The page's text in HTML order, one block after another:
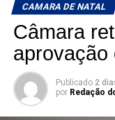
CAMARA DE NATAL
Câmara
aprovação
Publicado 2
por Redação